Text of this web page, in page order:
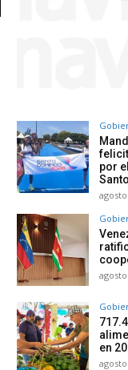
por
en